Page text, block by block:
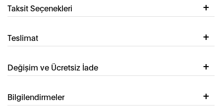
Taksit Seçenekleri
Teslimat
Değişim ve Ücretsiz İade
Bilgilendirmeler